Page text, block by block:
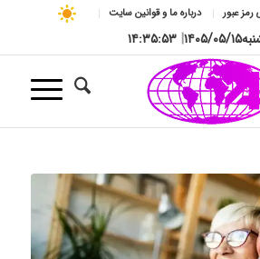
رمز عبور درباره ما و قوانین سایت
۱۴۰۵/۰۵/۱۵| ۱۴:۳۵:۵۴